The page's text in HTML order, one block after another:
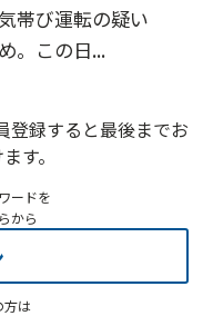
帯び運転の疑い
。この日...
登録すると最後までお
す。
ードを
から
方は